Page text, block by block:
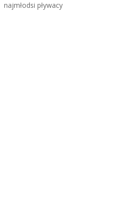
najmłodsi pływacy